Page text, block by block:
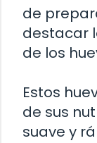
de
destacar
de los
Estos
de sus
suave y